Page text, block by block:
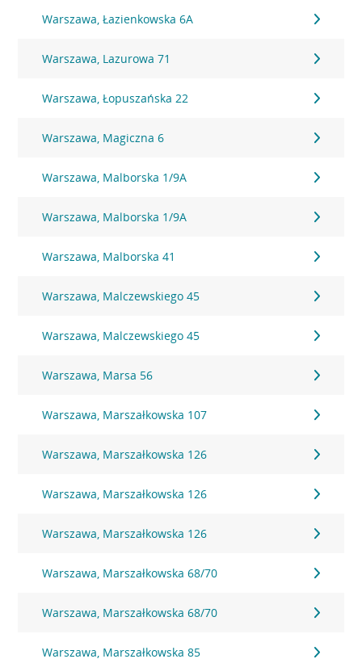
Warszawa, Łazienkowska 6A
Warszawa, Lazurowa 71
Warszawa, Łopuszańska 22
Warszawa, Magiczna 6
Warszawa, Malborska 1/9A
Warszawa, Malborska 1/9A
Warszawa, Malborska 41
Warszawa, Malczewskiego 45
Warszawa, Malczewskiego 45
Warszawa, Marsa 56
Warszawa, Marszałkowska 107
Warszawa, Marszałkowska 126
Warszawa, Marszałkowska 126
Warszawa, Marszałkowska 126
Warszawa, Marszałkowska 68/70
Warszawa, Marszałkowska 68/70
Warszawa, Marszałkowska 85